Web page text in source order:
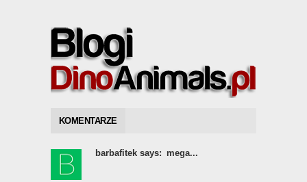
KOMENTARZE
barbafitek says: mega...